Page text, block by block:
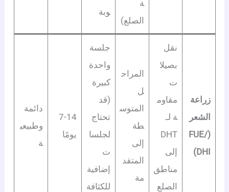
الصلع)
وبة
زراعة
الشعر
(FUE/
DHI)
نقل
بصيلا
مقاوم
ة لـ
DHT
إلى
مناطق
الصلع
المراح
المتوس
طة
إلى
المتقد
مة
جلسة
واحدة
كبيرة
(قد
تحتاج
لجلسا
إضافية
للكثافة
7-14
يومًا
دائمة
وطبيعي